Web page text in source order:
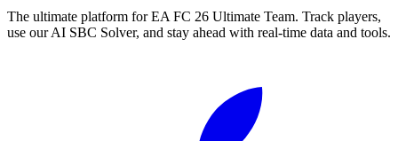
The ultimate platform for EA FC 26 Ultimate Team. Track players,
use our AI SBC Solver, and stay ahead with real-time data and tools.